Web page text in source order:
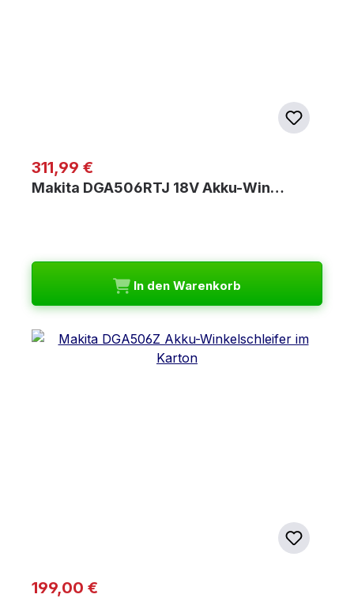
Regulärer Preis:
311,99 €
Makita DGA506RTJ 18V Akku-Win…
In den Warenkorb
Regulärer Preis:
199,00 €